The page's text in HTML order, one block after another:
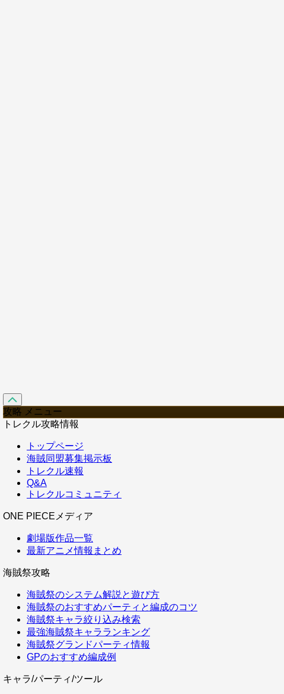
攻略 メニュー
トレクル攻略情報
トップページ
海賊同盟募集掲示板
トレクル速報
Q&A
トレクルコミュニティ
ONE PIECEメディア
劇場版作品一覧
最新アニメ情報まとめ
海賊祭攻略
海賊祭のシステム解説と遊び方
海賊祭のおすすめパーティと編成のコツ
海賊祭キャラ絞り込み検索
最強海賊祭キャラランキング
海賊祭グランドパーティ情報
GPのおすすめ編成例
キャラ/パーティ/ツール